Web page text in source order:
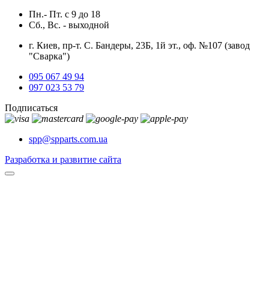
Пн.- Пт. с 9 до 18
Сб., Вс. - выходной
г. Киев, пр-т. С. Бандеры, 23Б, 1й эт., оф. №107 (завод
"Сварка")
095 067 49 94
097 023 53 79
Подписаться
spp@spparts.com.ua
Разработка и развитие сайта